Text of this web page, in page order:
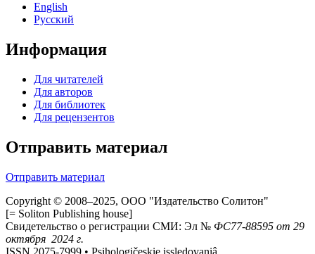
English
Русский
Информация
Для читателей
Для авторов
Для библиотек
Для рецензентов
Отправить материал
Отправить материал
Copyright © 2008–2025, ООО "Издательство Солитон"
[= Soliton Publishing house]
Свидетельство о регистрации СМИ: Эл № ФС77-88595 от 29
октября 2024 г.
ISSN 2075-7999 • Psihologičeskie issledovaniâ